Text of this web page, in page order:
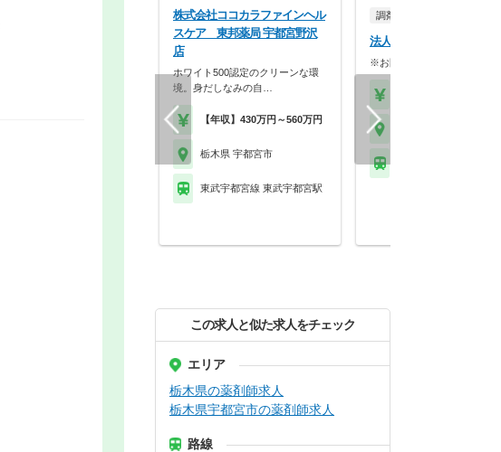
株式会社ココカラファインヘル
スケア 東邦薬局 宇都宮野沢
店
ホワイト500認定のクリーンな環
境。身だしなみの自…
【年収】430万円～560万円
栃木県 宇都宮市
東武宇都宮線 東武宇都宮駅
調剤薬局
法人名非公開
※お問い合わせください
この求人と似た求人をチェック
エリア
栃木県の薬剤師求人
栃木県宇都宮市の薬剤師求人
路線